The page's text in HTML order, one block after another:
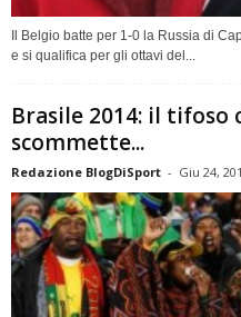
Il Belgio batte per 1-0 la Russia di
e si qualifica per gli ottavi del...
Brasile 2014: il tifoso
scommette...
Redazione BlogDiSport - Giu 24,